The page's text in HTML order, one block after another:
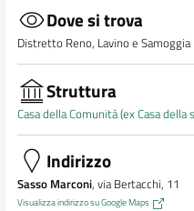
Dove si trova
Distretto Reno, Lavino e Samoggia
Struttura
Casa della Comunità (ex Casa della
Indirizzo
Sasso Marconi, via Bertacchi, 11
Visualizza indirizzo su Google Maps